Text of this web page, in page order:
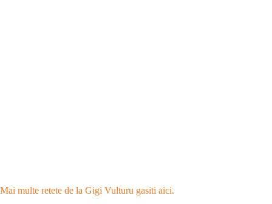
Mai multe retete de la Gigi Vulturu gasiti aici.